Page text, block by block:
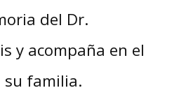
del Dr.
y acompaña en el
familia.